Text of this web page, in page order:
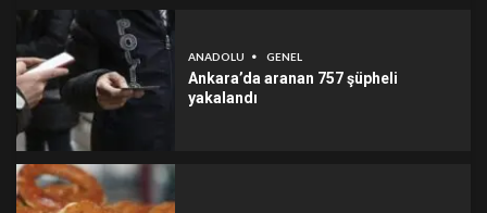
ANADOLU GENEL
Ankara’da aranan 757 şüpheli
yakalandı